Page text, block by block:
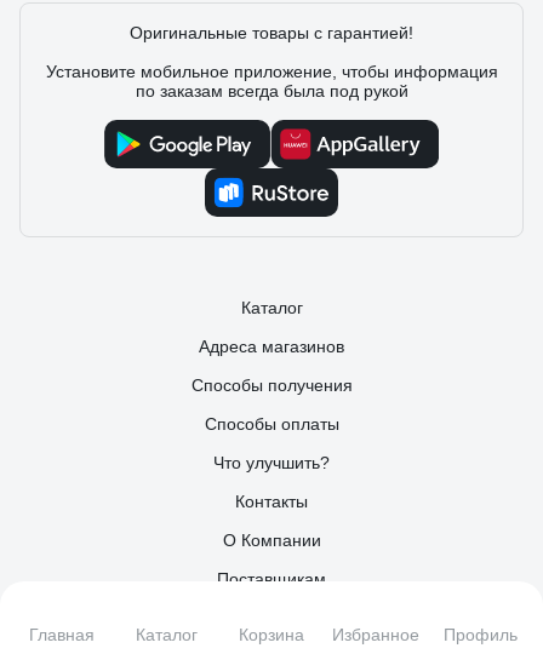
Главная Каталог Корзина Избранное Профиль
Оригинальные товары с гарантией!
Установите мобильное приложение, чтобы информация
по заказам всегда была под рукой
Каталог
Адреса магазинов
Способы получения
Способы оплаты
Что улучшить?
Контакты
О Компании
Поставщикам